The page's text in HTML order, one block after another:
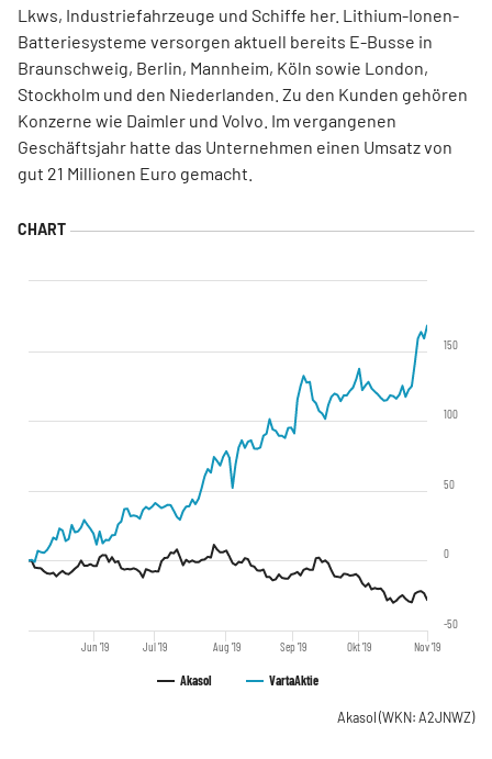
Lkws, Industriefahrzeuge und Schiffe her. Lithium-Ionen-
Batteriesysteme versorgen aktuell bereits E-Busse in
Braunschweig, Berlin, Mannheim, Köln sowie London,
Stockholm und den Niederlanden. Zu den Kunden gehören
Konzerne wie Daimler und Volvo. Im vergangenen
Geschäftsjahr hatte das Unternehmen einen Umsatz von
gut 21 Millionen Euro gemacht.
Akasol VartaAktie
Jun '19 Jul '19 Aug '19 Sep '19 Okt '19 Nov '19
-50
0
50
100
150
Akasol (WKN: A2JNWZ)